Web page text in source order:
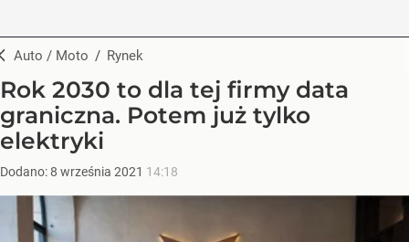
Auto / Moto / Rynek
Rok 2030 to dla tej firmy data
graniczna. Potem już tylko
elektryki
Dodano:8 września 2021 14:18